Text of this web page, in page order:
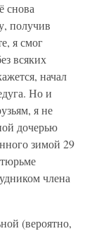
снова
получив
я смог
всяких
начал
Но и
я не
дочерью
зимой 29
члена
(вероятно,